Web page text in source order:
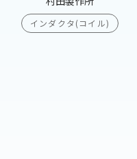
インダクタ(コイル)